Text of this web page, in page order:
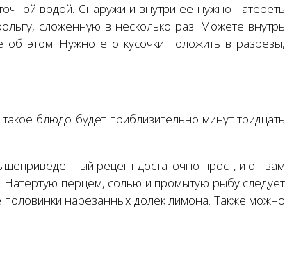
водой. Снаружи и внутри ее нужно натереть
сложенную в несколько раз. Можете внутрь
этом. Нужно его кусочки положить в разрезы,
блюдо будет приблизительно минут тридцать
рецепт достаточно прост, и он вам
Натертую перцем, солью и промытую рыбу следует
нарезанных долек лимона. Также можно